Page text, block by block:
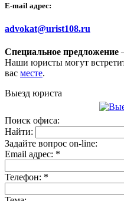
E-mail адрес:
advokat@urist108.ru
Специальное предложение
Наши юристы могут
вас месте.
Выезд юриста
Поиск офиса:
Найти:
Задайте вопрос on-line:
Email адрес: *
Телефон: *